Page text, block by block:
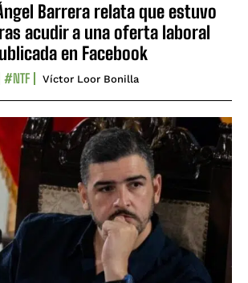
Barrera relata que estuvo
acudir a una oferta laboral
en Facebook
#NTF Víctor Loor Bonilla